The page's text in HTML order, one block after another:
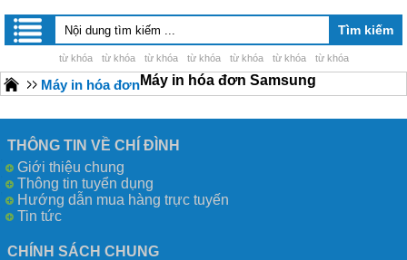
từ khóa từ khóa từ khóa từ khóa từ khóa từ khóa từ khóa
Máy in hóa đơnMáy in hóa đơn Samsung
THÔNG TIN VỀ CHÍ ĐÌNH
Giới thiệu chung
Thông tin tuyển dụng
Hướng dẫn mua hàng trực tuyến
Tin tức
CHÍNH SÁCH CHUNG